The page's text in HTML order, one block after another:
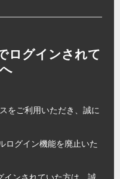
ログインされて
をご利用いただき、誠に
ログイン機能を廃止いた